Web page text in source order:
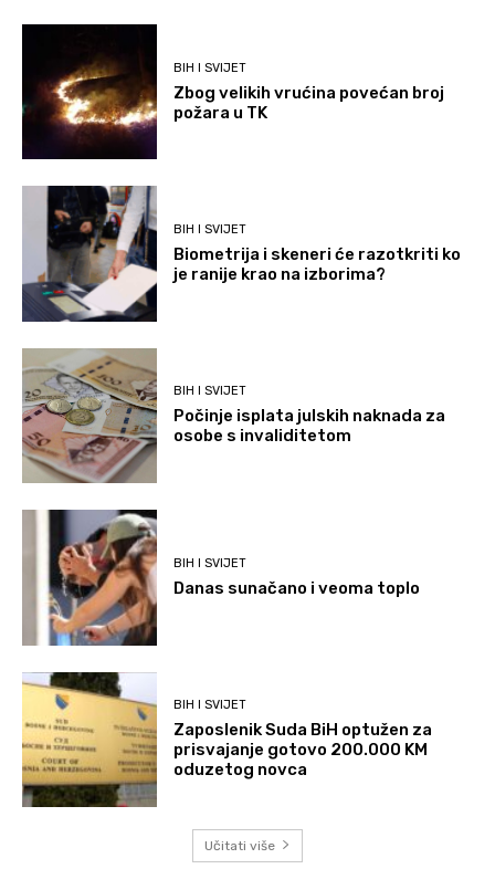
BIH I SVIJET
Zbog velikih vrućina povećan broj
požara u TK
BIH I SVIJET
Biometrija i skeneri će razotkriti ko
je ranije krao na izborima?
BIH I SVIJET
Počinje isplata julskih naknada za
osobe s invaliditetom
BIH I SVIJET
Danas sunačano i veoma toplo
BIH I SVIJET
Zaposlenik Suda BiH optužen za
prisvajanje gotovo 200.000 KM
oduzetog novca
Učitati više